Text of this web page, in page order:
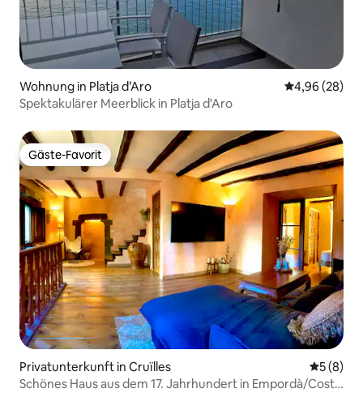
Wohnung in Platja d’Aro
4,96 (28)
Spektakulärer Meerblick in Platja d'Aro
Gäste-Favorit
Gäste-Favorit
Privatunterkunft in Cruïlles
5 (8)
Schönes Haus aus dem 17. Jahrhundert in Empordà/Costa